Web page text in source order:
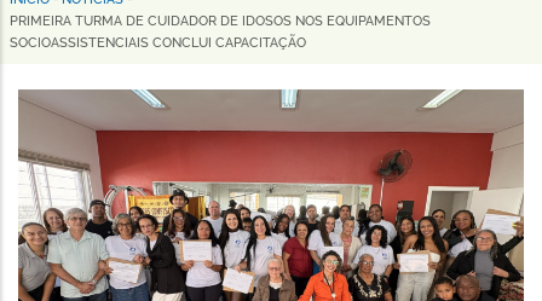
Trilha
de
navegação
PRIMEIRA TURMA DE CUIDADOR DE IDOSOS NOS EQUIPAMENTOS
SOCIOASSISTENCIAIS CONCLUI CAPACITAÇÃO